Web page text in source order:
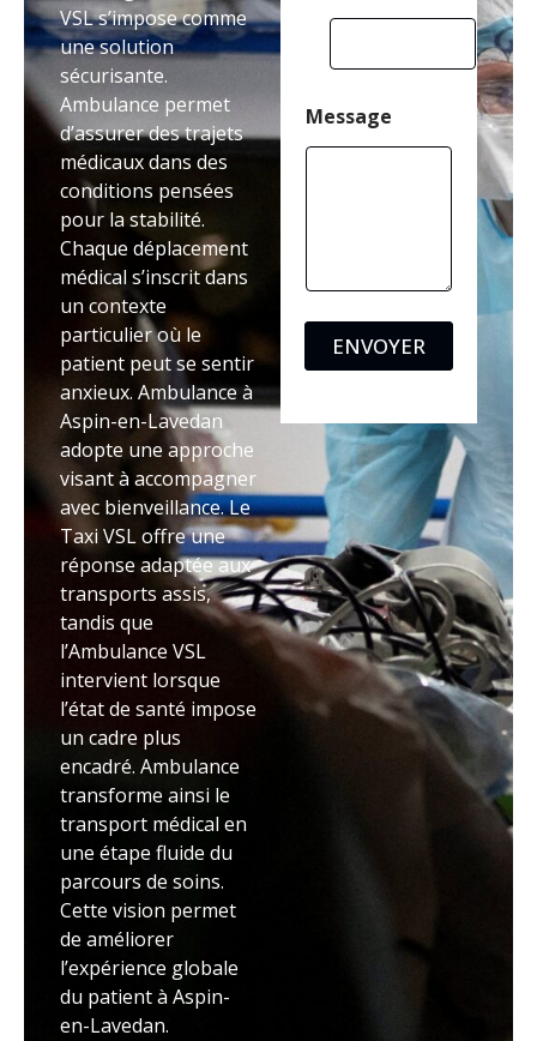
VSL s’impose comme
une solution
sécurisante.
Ambulance permet
d’assurer des trajets
médicaux dans des
conditions pensées
pour la stabilité.
Chaque déplacement
médical s’inscrit dans
un contexte
particulier où le
patient peut se sentir
anxieux. Ambulance à
Aspin-en-Lavedan
adopte une approche
visant à accompagner
avec bienveillance. Le
Taxi VSL offre une
réponse adaptée aux
transports assis,
tandis que
l’Ambulance VSL
intervient lorsque
l’état de santé impose
un cadre plus
encadré. Ambulance
transforme ainsi le
transport médical en
une étape fluide du
parcours de soins.
Cette vision permet
de améliorer
l’expérience globale
du patient à Aspin-
en-Lavedan.
Message
ENVOYER